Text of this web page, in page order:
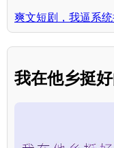
爽文短剧，我逼系
我在他乡挺